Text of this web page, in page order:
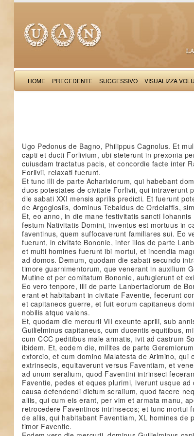
HOME PRECEDENTE SUCCESSIVO VISUALIZZA
Ugo Pedonus de Bagno, Philippus Cagnolus. Et
capti et ducti Forlivium, ubi steterunt in prexonia
cuiusdam tractatus pacis, et concordie facte inter
Forlivii, relaxati fuerunt.
Et tunc illi de parte Acharixiorum, qui habebant
duos potestates de civitate Forlivii, qui intraverunt
die sabati XXI mensis aprilis predicti. Et fuerunt
de Argoglosiis, dominus Tebaldus de Ordelaffis,
Et, eo anno, in die mane festivitatis sancti
festum Nativitatis Domini, inventus est mortuus in
faventinus, quem suffocaverunt familiares sui. Eo
fuerunt, in civitate Bononie, inter illos de parte
et multi homines fuerunt ibi mortui, et incendia
ad domos. Demum, quodam die sabati secundo
timore guarnimentorum, que venerant in auxilium
Mutine et per comitatum Bononie, aufugierunt et
Eo vero tenpore, illi de parte Lanbertaciorum de
erant et habitabant in civitate Faventie, fecerunt
et capitaneos guerre, et fuit eorum capitaneus
nobilis atque valens.
Et, quodam die mercurii VII exeunte aprili, sub
Guilielminus capitaneus, cum ducentis equitibus,
cum CCC peditibus male armatis, ivit ad castrum
ibidem. Et, eodem die, milites de parte
exforcio, et cum domino Malatesta de Arimino,
extrinsecis, equitaverunt versus Faventiam, et
ad unum seralium, quod Faventini intrinseci
Faventie, pedes et eques plurimi, iverunt usque
causa defendendi dictum seralium, quod facere
aliis, qui cum eis erant, per vim et armata manu,
retrocedere Faventinos intrinsecos; et tunc mortui
de aliis, qui habitabant Faventiam, XL homines de
timor Faventie.